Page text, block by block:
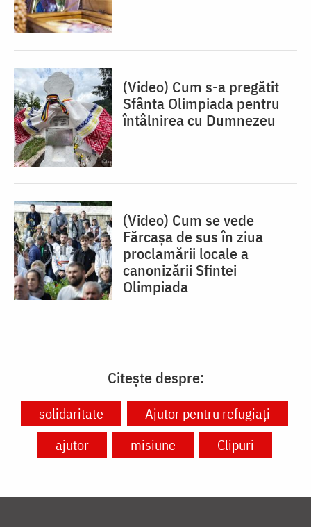
(Video) Cum s-a pregătit
Sfânta Olimpiada pentru
întâlnirea cu Dumnezeu
(Video) Cum se vede
Fărcașa de sus în ziua
proclamării locale a
canonizării Sfintei
Olimpiada
Citește despre:
solidaritate
Ajutor pentru refugiați
ajutor
misiune Clipuri